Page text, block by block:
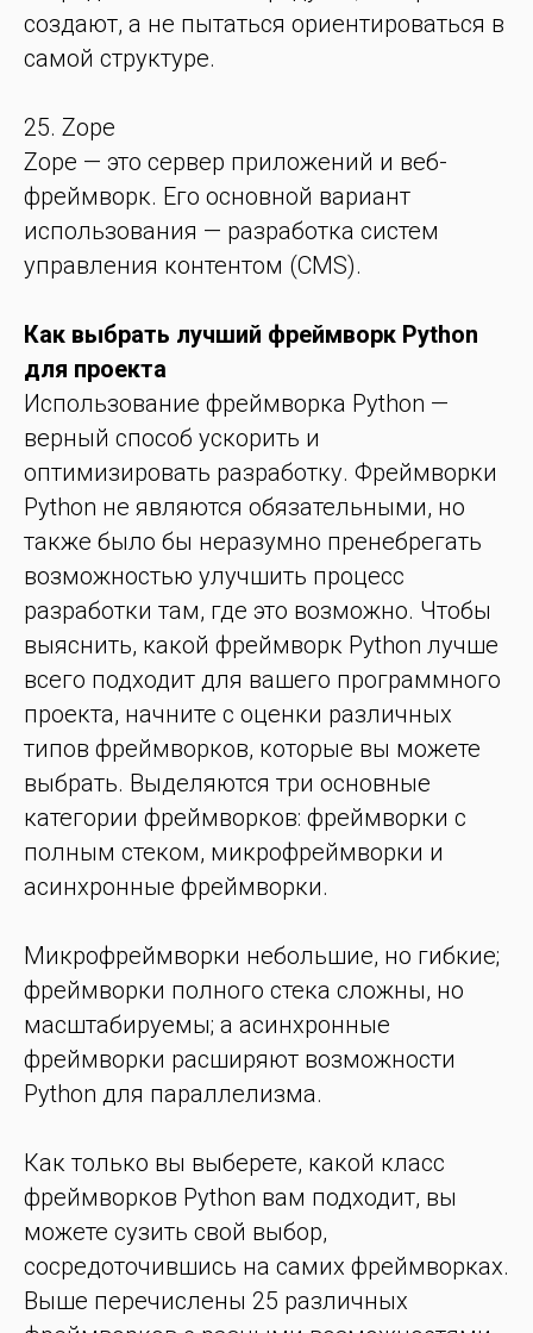
создают, а не пытаться ориентироваться в
самой структуре.
25. Zope
Zope — это сервер приложений и веб-
фреймворк. Его основной вариант
использования — разработка систем
управления контентом (CMS).
Как выбрать лучший фреймворк Python
для проекта
Использование фреймворка Python —
верный способ ускорить и
оптимизировать разработку. Фреймворки
Python не являются обязательными, но
также было бы неразумно пренебрегать
возможностью улучшить процесс
разработки там, где это возможно. Чтобы
выяснить, какой фреймворк Python лучше
всего подходит для вашего программного
проекта, начните с оценки различных
типов фреймворков, которые вы можете
выбрать. Выделяются три основные
категории фреймворков: фреймворки с
полным стеком, микрофреймворки и
асинхронные фреймворки.
Микрофреймворки небольшие, но гибкие;
фреймворки полного стека сложны, но
масштабируемы; а асинхронные
фреймворки расширяют возможности
Python для параллелизма.
Как только вы выберете, какой класс
фреймворков Python вам подходит, вы
можете сузить свой выбор,
сосредоточившись на самих фреймворках.
Выше перечислены 25 различных